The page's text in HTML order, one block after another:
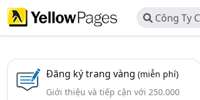
Công Ty
Khang
Đăng ký trang vàng (miễn phí)
Giới thiệu và tiếp cận với 250.000